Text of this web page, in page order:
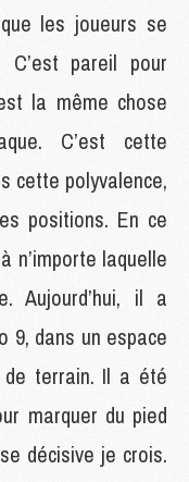
les joueurs se
pareil pour
la même chose
C’est cette
cette polyvalence,
positions. En ce
n’importe laquelle
Aujourd’hui, il a
9, dans un espace
terrain. Il a été
marquer du pied
décisive je crois.